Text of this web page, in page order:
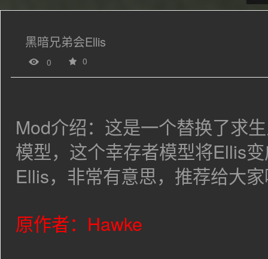
黑暗兄弟会Ellis
0 0
Mod介绍：这是一个替换了求
模型，这个幸存者模型将Ellis
Ellis，非常有意思，推荐给大
原作者： Hawke